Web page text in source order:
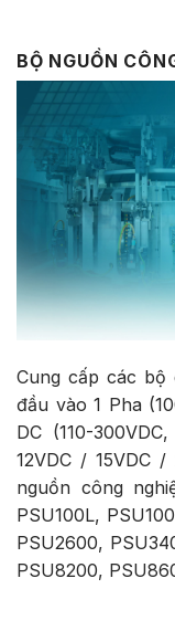
BỘ NGUỒN
Cung cấp các bộ
đầu vào 1 Pha
DC (110-
12VDC / 15VDC
nguồn công
PSU100L,
PSU2600,
PSU8200,